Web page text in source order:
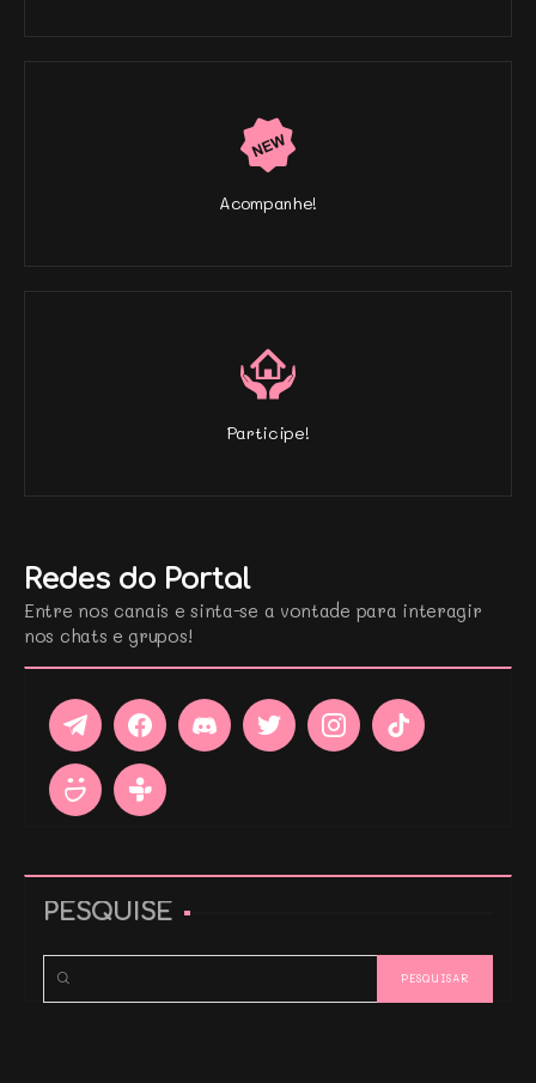
Acompanhe!
Participe!
Redes do Portal
Entre nos canais e sinta-se a vontade para interagir
nos chats e grupos!
PESQUISE